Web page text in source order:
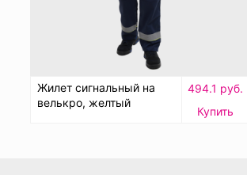
Жилет сигнальный на
велькро, желтый
494.1 руб.
Купить